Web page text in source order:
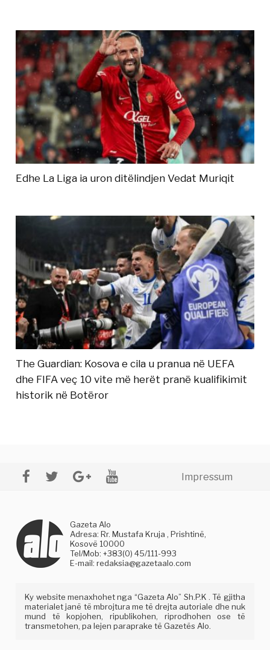
Edhe La Liga ia uron ditëlindjen Vedat Muriqit
The Guardian: Kosova e cila u pranua në UEFA
dhe FIFA veç 10 vite më herët pranë kualifikimit
historik në Botëror
Impressum
Gazeta Alo
Adresa: Rr. Mustafa Kruja , Prishtinë,
Kosovë 10000
Tel/Mob: +383(0) 45/111-993
E-mail:redaksia@gazetaalo.com
Ky website menaxhohet nga “Gazeta Alo” Sh.P.K . Të gjitha
materialet janë të mbrojtura me të drejta autoriale dhe nuk
mund të kopjohen, ripublikohen, riprodhohen ose të
transmetohen, pa lejen paraprake të Gazetës Alo.